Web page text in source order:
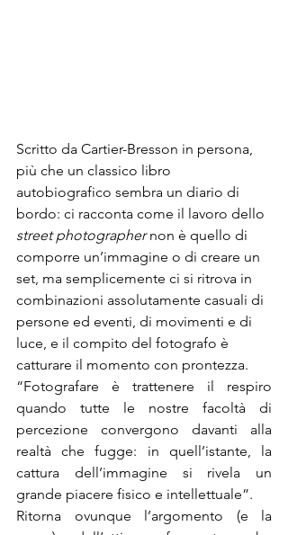
Scritto da Cartier-Bresson in persona,
più che un classico libro
autobiografico sembra un diario di
bordo: ci racconta come il lavoro dello
street photographer non è quello di
comporre un’immagine o di creare un
set, ma semplicemente ci si ritrova in
combinazioni assolutamente casuali di
persone ed eventi, di movimenti e di
luce, e il compito del fotografo è
catturare il momento con prontezza.
“Fotografare è trattenere il respiro
quando tutte le nostre facoltà di
percezione convergono davanti alla
realtà che fugge: in quell’istante, la
cattura dell’immagine si rivela un
grande piacere fisico e intellettuale”.
Ritorna ovunque l’argomento (e la